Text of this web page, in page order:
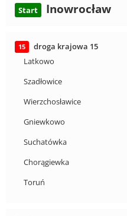
Start Inowrocław
15
droga krajowa 15
Latkowo
Szadłowice
Wierzchosławice
Gniewkowo
Suchatówka
Chorągiewka
Toruń